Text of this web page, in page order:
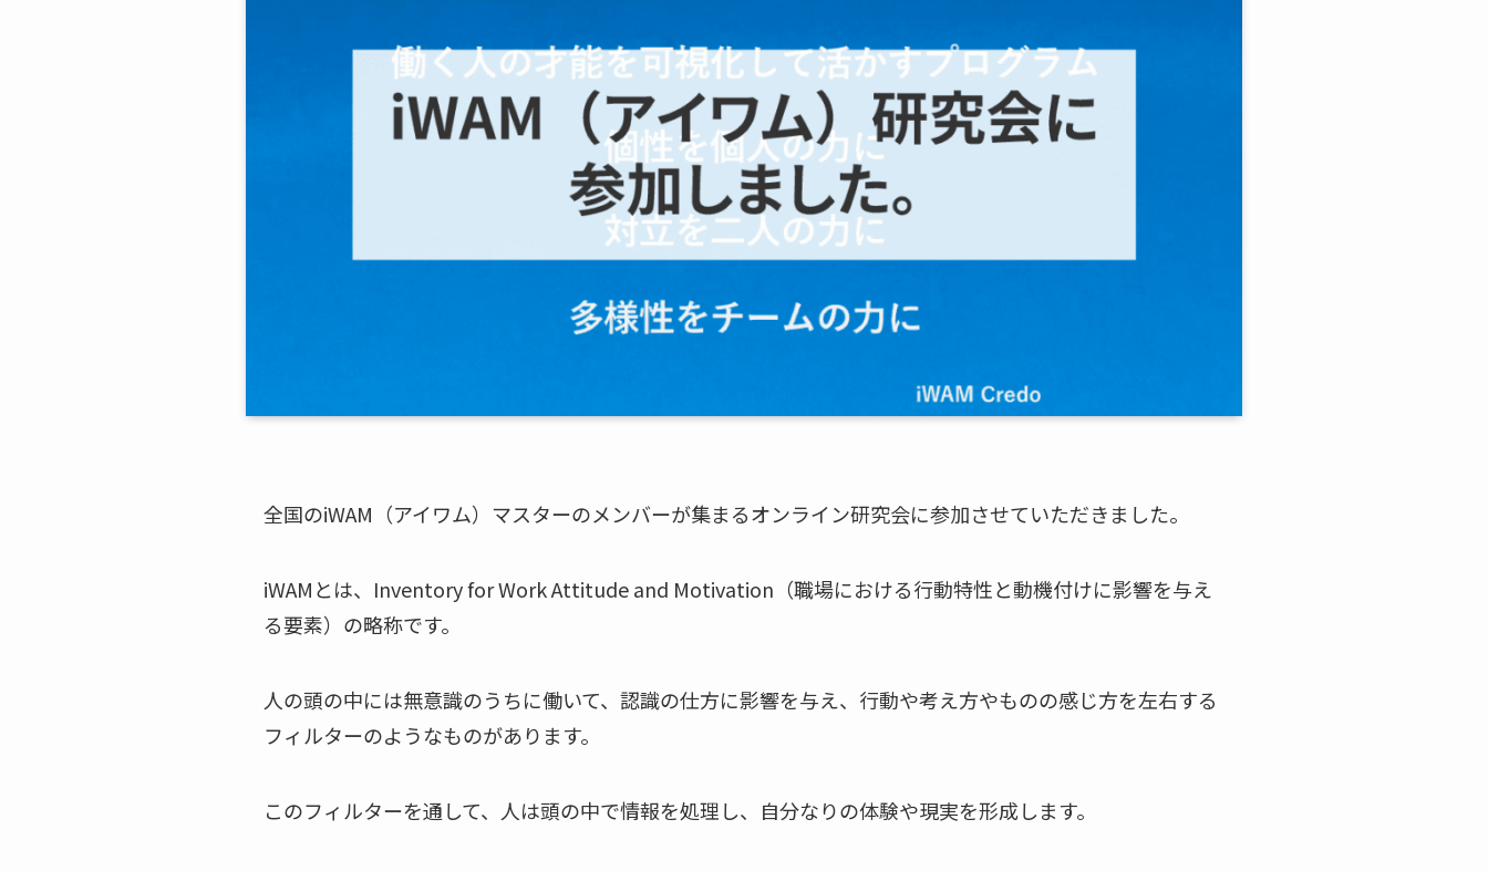
全国のiWAM（アイワム）マスターのメンバーが集まるオンライン研究会に参加させていただきました。
iWAMとは、Inventory for Work Attitude and Motivation（職場における行動特性と動機付けに影響を与え
る要素）の略称です。
人の頭の中には無意識のうちに働いて、認識の仕方に影響を与え、行動や考え方やものの感じ方を左右する
フィルターのようなものがあります。
このフィルターを通して、人は頭の中で情報を処理し、自分なりの体験や現実を形成します。